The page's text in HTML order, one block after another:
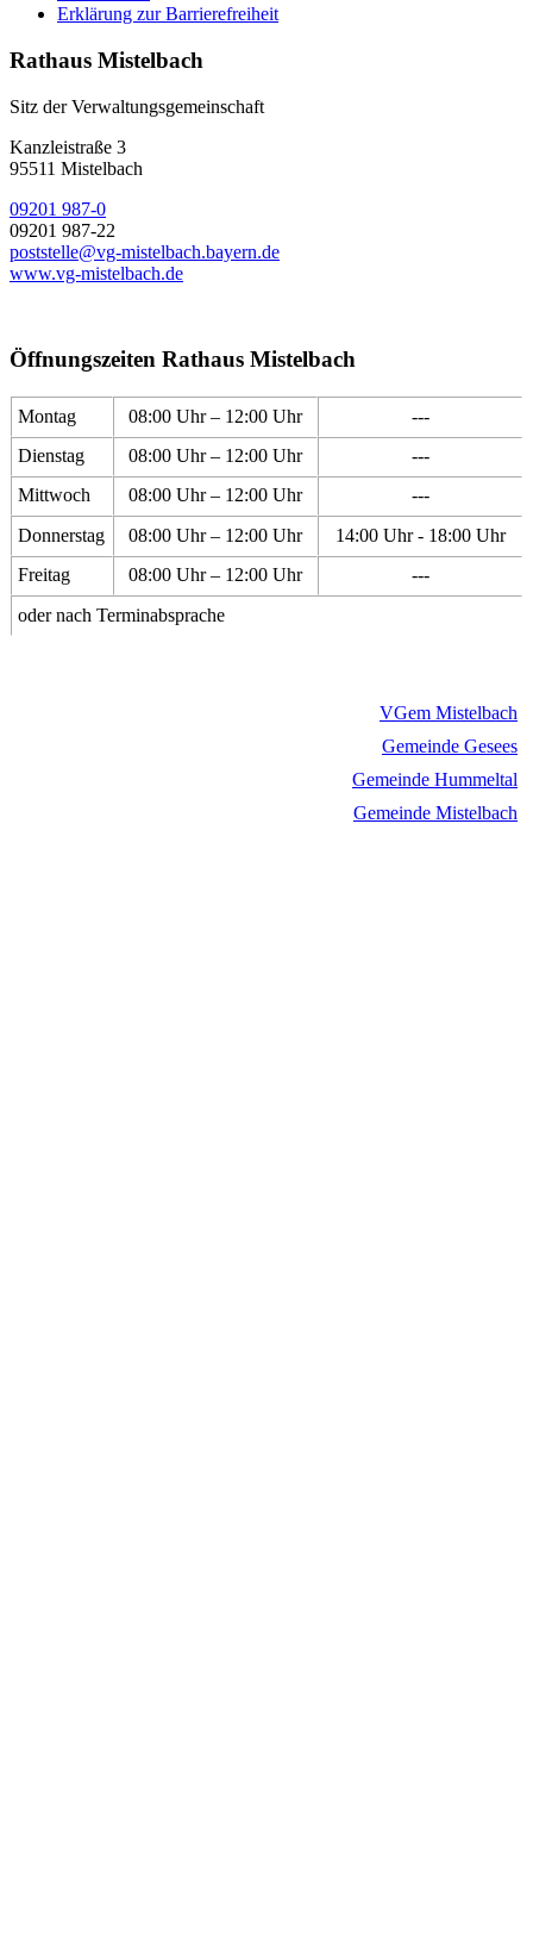
Erklärung zur Barrierefreiheit
Rathaus Mistelbach
Sitz der Verwaltungsgemeinschaft
Kanzleistraße 3
95511 Mistelbach
09201 987-0
09201 987-22
poststelle@vg-mistelbach.bayern.de
www.vg-mistelbach.de
Öffnungszeiten Rathaus Mistelbach
Montag 08:00 Uhr – 12:00 Uhr
---
Dienstag
08:00 Uhr – 12:00 Uhr
---
Mittwoch
08:00 Uhr – 12:00 Uhr
---
Donnerstag
08:00 Uhr – 12:00 Uhr
14:00 Uhr - 18:00 Uhr
Freitag
08:00 Uhr – 12:00 Uhr
---
oder nach Terminabsprache
VGem Mistelbach
Gemeinde Gesees
Gemeinde Hummeltal
Gemeinde Mistelbach